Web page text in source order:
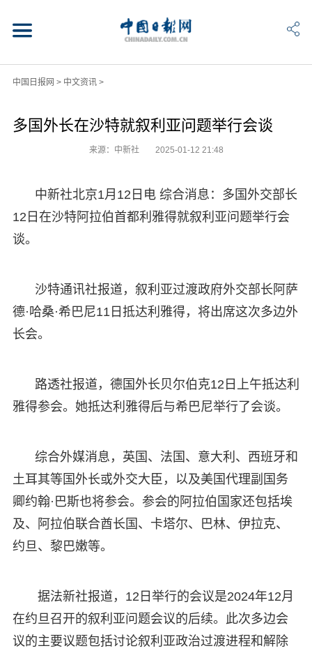
中国日报网 > 中文资讯>
多国外长在沙特就叙利亚问题举行会谈
来源：中新社 2025-01-12 21:48
中新社北京1月12日电 综合消息：多国外交部长
12日在沙特阿拉伯首都利雅得就叙利亚问题举行会
谈。
沙特通讯社报道，叙利亚过渡政府外交部长阿萨
德·哈桑·希巴尼11日抵达利雅得，将出席这次多边外
长会。
路透社报道，德国外长贝尔伯克12日上午抵达利
雅得参会。她抵达利雅得后与希巴尼举行了会谈。
综合外媒消息，英国、法国、意大利、西班牙和
土耳其等国外长或外交大臣，以及美国代理副国务
卿约翰·巴斯也将参会。参会的阿拉伯国家还包括埃
及、阿拉伯联合酋长国、卡塔尔、巴林、伊拉克、
约旦、黎巴嫩等。
据法新社报道，12日举行的会议是2024年12月
在约旦召开的叙利亚问题会议的后续。此次多边会
议的主要议题包括讨论叙利亚政治过渡进程和解除